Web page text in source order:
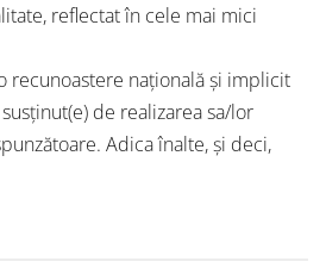
reflectat în cele mai mici
recunoastere națională și implicit
de realizarea sa/lor
Adica înalte, și deci,